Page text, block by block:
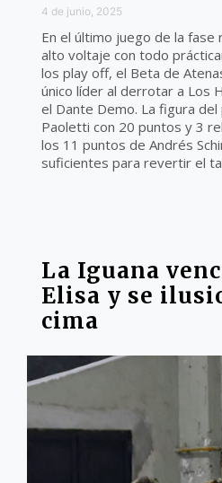
4 de junio, 2025
En el último juego de la fase
alto voltaje con todo
los play off, el Beta de
único líder al derrotar a Los
el Dante Demo. La figura
Paoletti con 20 puntos y 3
los 11 puntos de Andrés
suficientes para revertir el
La Iguana
Elisa y se
cima